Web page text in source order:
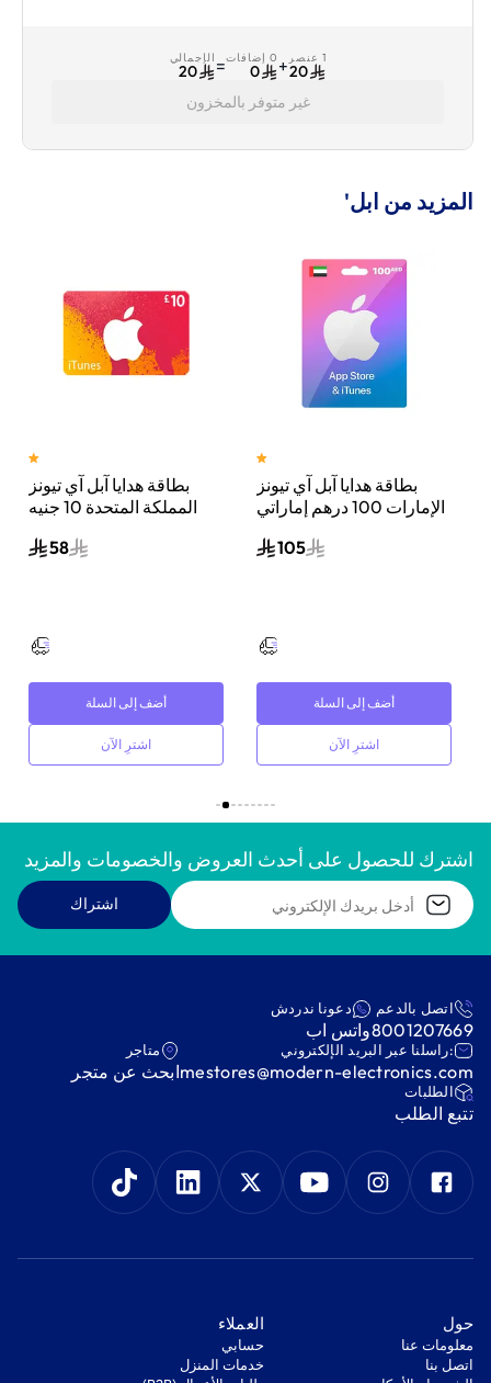
1 عنصر
20
+ 0 إضافات
0
= الإجمالي
20
غير متوفر بالمخزون
المزيد من ابل'
بطاقة هدايا آبل آي تيونز
المملكة المتحدة 10 جنيه
الرقمي بالبريد الإلكتروني
58
أضف إلى السلة
اشترِ الآن
بطاقة هدايا آبل آي تيونز
الإمارات 100 درهم إماراتي
الإلكتروني أزرق/وردي
105
أضف إلى السلة
اشترِ الآن
اشترك للحصول على أحدث العروض والخصومات والمزيد
اشتراك
اتصل بالدعم
8001207669
دعونا ندردش
واتس اب
:راسلنا عبر البريد الإلكتروني
mestores@modern-electronics.com
متاجر
ابحث عن متجر
‫الطلبات‬
‫تتبع الطلب‬
‫حول‬
معلومات عنا
اتصل بنا
‫العملاء‬
‫حسابي‬
‫خدمات المنزل‬